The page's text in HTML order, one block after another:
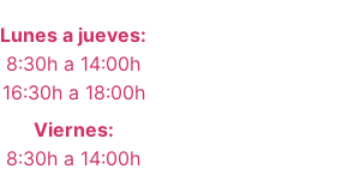
Lunes a jueves:
8:30h a 14:00h
16:30h a 18:00h
Viernes:
8:30h a 14:00h